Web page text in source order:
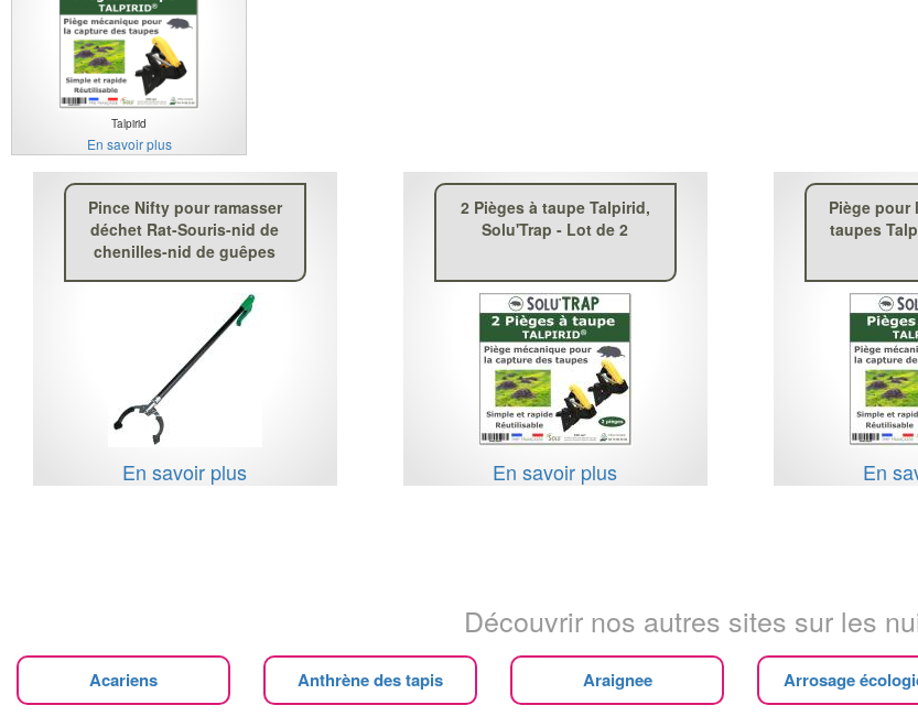
Talpirid
En savoir plus
Pince Nifty pour ramasser
déchet Rat-Souris-nid de
chenilles-nid de guêpes
En savoir plus
2 Pièges à taupe Talpirid,
Solu'Trap - Lot de 2
En savoir plus
Piège pour
taupes
En
Découvrir nos autres sites sur les
Acariens Anthrène des tapis Araignee Arrosage